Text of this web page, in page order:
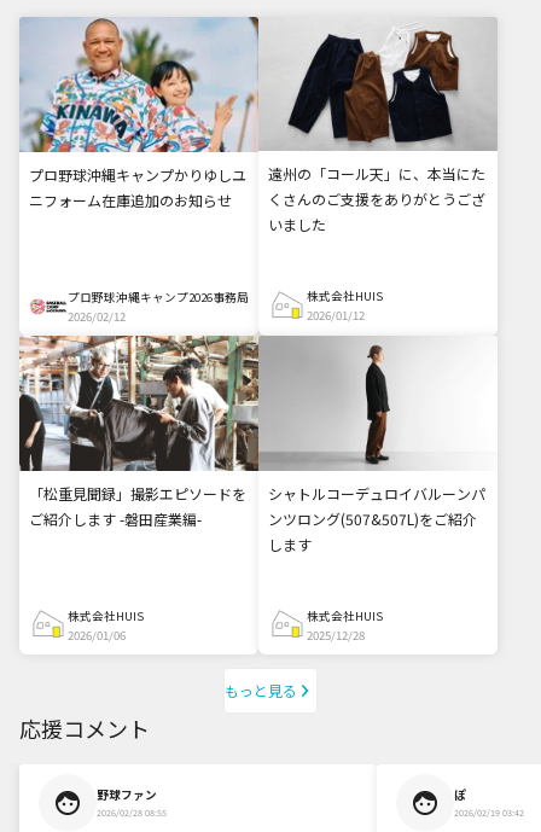
プロ野球沖縄キャンプかりゆしユ
ニフォーム在庫追加のお知らせ
プロ野球沖縄キャンプ2026事務局
2026/02/12
遠州の「コール天」に、本当にた
くさんのご支援をありがとうござ
いました
株式会社HUIS
2026/01/12
「松重見聞録」撮影エピソードを
ご紹介します -磐田産業編-
株式会社HUIS
2026/01/06
シャトルコーデュロイバルーンパ
ンツロング(507&507L)をご紹介
します
株式会社HUIS
2025/12/28
もっと見る
応援コメント
野球ファン
2026/02/28 08:55
ぽ
2026/02/19 03:42